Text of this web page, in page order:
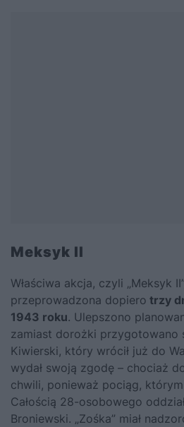
Meksyk II
Właściwa akcja, czyli „Meksyk
przeprowadzona dopiero trzy
1943 roku. Ulepszono
zamiast dorożki przygotowano
Kiwierski, który wrócił już do
wydał swoją zgodę – chociaż
chwili, ponieważ pociąg, którym
Całością 28-osobowego
Broniewski. „Zośka” miał